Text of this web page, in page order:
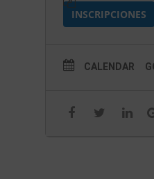
INSCRIPCIONES
CALENDAR